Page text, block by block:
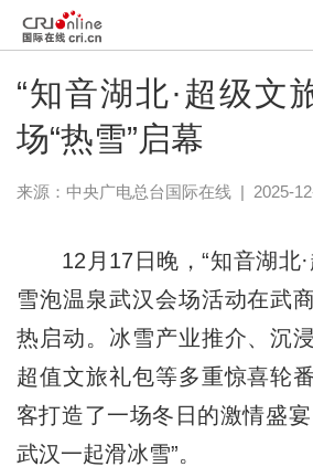
“知音湖北·超级文
场“热雪”启幕
来源：中央广电总台国际在线| 2025-
12月17日晚，“知音湖北·
雪泡温泉武汉会场活动在武
热启动。冰雪产业推介、沉
超值文旅礼包等多重惊喜轮
客打造了一场冬日的激情盛
武汉一起滑冰雪”。